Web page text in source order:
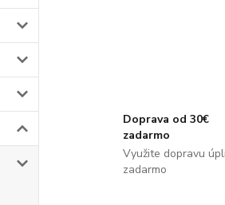
Doprava od 30€
zadarmo
Využite dopravu
zadarmo